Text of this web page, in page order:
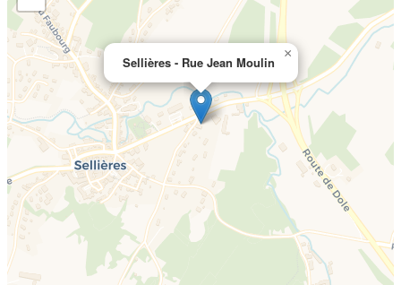
Sellières - Rue Jean Moulin
×